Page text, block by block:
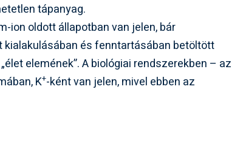
tápanyag.
ion oldott állapotban van jelen, bár
és fenntartásában betöltött
elemének”. A biológiai rendszerekben – az
K+-ként van jelen, mivel ebben az